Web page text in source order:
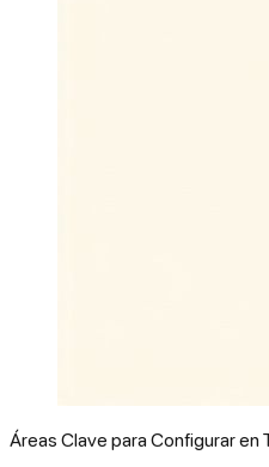
Áreas Clave para Configurar en